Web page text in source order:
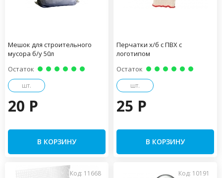
Мешок для строительного
мусора б/у 50л
Остаток
шт.
20 P
В КОРЗИНУ
Перчатки х/б с ПВХ с
логотипом
Остаток
шт.
25 P
В КОРЗИНУ
Код: 11668 Код: 10191